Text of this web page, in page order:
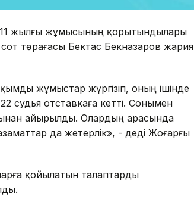
жылғы жұмысының қорытындылары
төрағасы Бектас Бекназаров жария
жұмыстар жүргізіп, оның ішінде
судья отставкаға кетті. Сонымен
айырылды. Олардың арасында
да жетерлік», - деді Жоғарғы
қойылатын талаптарды